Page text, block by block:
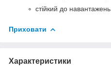
стійкий до
Приховати
Характеристики